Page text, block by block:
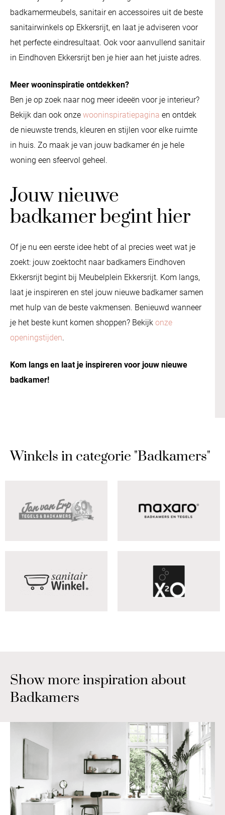
badkamermeubels, sanitair en accessoires uit de beste
sanitairwinkels op Ekkersrijt, en laat je adviseren voor
het perfecte eindresultaat. Ook voor aanvullend sanitair
in Eindhoven Ekkersrijt ben je hier aan het juiste adres.
Meer wooninspiratie ontdekken?
Ben je op zoek naar nog meer ideeën voor je interieur?
Bekijk dan ook onze wooninspiratiepagina en ontdek
de nieuwste trends, kleuren en stijlen voor elke ruimte
in huis. Zo maak je van jouw badkamer én je hele
woning een sfeervol geheel.
Jouw nieuwe
badkamer begint hier
Of je nu een eerste idee hebt of al precies weet wat je
zoekt: jouw zoektocht naar badkamers Eindhoven
Ekkersrijt begint bij Meubelplein Ekkersrijt. Kom langs,
laat je inspireren en stel jouw nieuwe badkamer samen
met hulp van de beste vakmensen. Benieuwd wanneer
je het beste kunt komen shoppen? Bekijk onze
openingstijden.
Kom langs en laat je inspireren voor jouw nieuwe
badkamer!
Winkels in categorie "Badkamers"
Show more inspiration about
Badkamers